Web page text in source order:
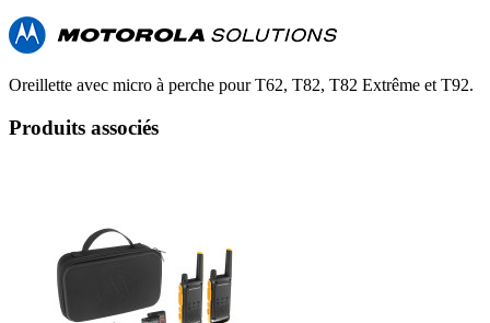
Oreillette avec micro à perche pour T62, T82, T82 Extrême et T92.
Produits associés